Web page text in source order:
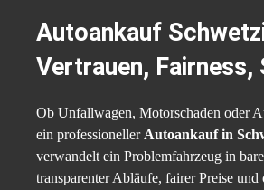
Autoankauf
Vertrauen, Fairness,
Ob Unfallwagen, Motorschaden oder
ein professioneller Autoankauf in
verwandelt ein Problemfahrzeug in
transparenter Abläufe, fairer Preise und